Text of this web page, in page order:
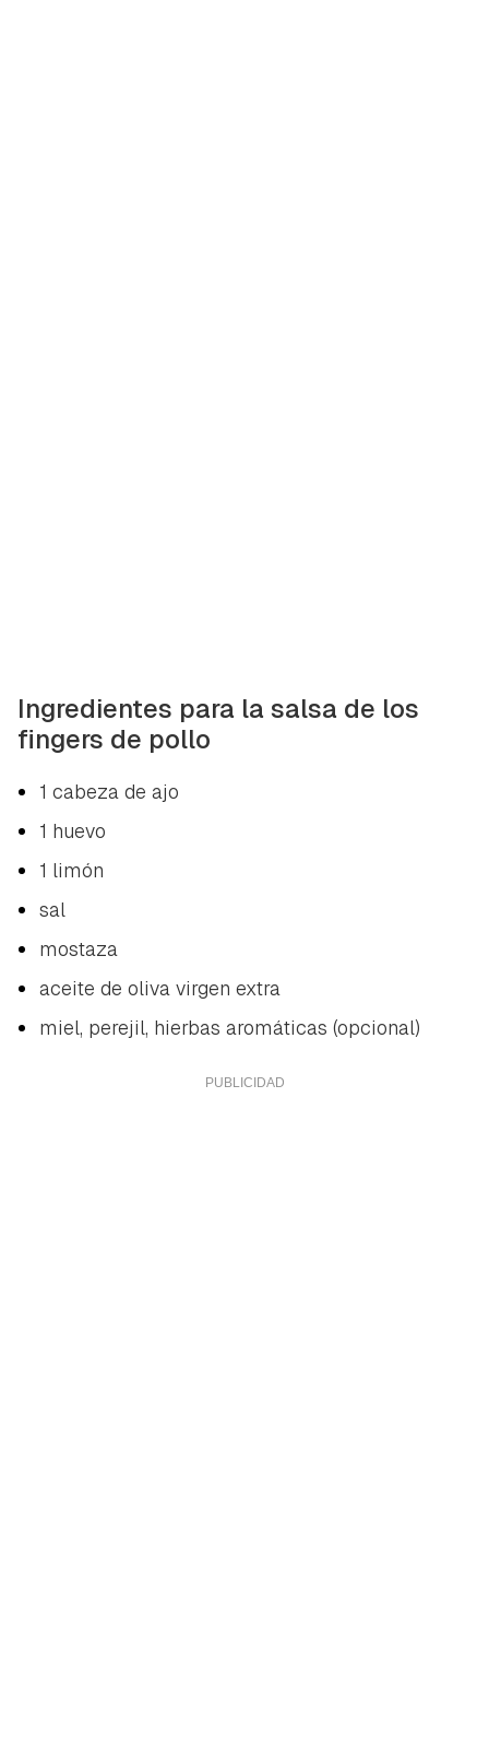
Ingredientes para la salsa de los
fingers de pollo
1 cabeza de ajo
1 huevo
1 limón
sal
mostaza
aceite de oliva virgen extra
miel, perejil, hierbas aromáticas (opcional)